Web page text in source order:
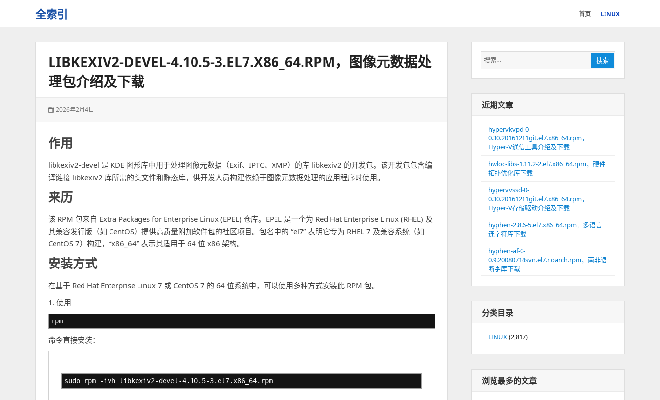
全索引
些
首页 LINUX
LIBKEXIV2-DEVEL-4.10.5-3.EL7.X86_64.RPM，图像元数据处
理包介绍及下载
发
2026年2月4日
作用
libkexiv2-devel 是 KDE 图形库中用于处理图像元数据（Exif、IPTC、XMP）的库 libkexiv2 的开发包。该开发包包含编
译链接 libkexiv2 库所需的头文件和静态库，供开发人员构建依赖于图像元数据处理的应用程序时使用。
来历
该 RPM 包来自 Extra Packages for Enterprise Linux (EPEL) 仓库。EPEL 是一个为 Red Hat Enterprise Linux (RHEL) 及
其兼容发行版（如 CentOS）提供高质量附加软件包的社区项目。包名中的 “el7” 表明它专为 RHEL 7 及兼容系统（如
CentOS 7）构建，“x86_64” 表示其适用于 64 位 x86 架构。
安装方式
在基于 Red Hat Enterprise Linux 7 或 CentOS 7 的 64 位系统中，可以使用多种方式安装此 RPM 包。
1. 使用
rpm
命令直接安装：
sudo rpm -ivh libkexiv2-devel-4.10.5-3.el7.x86_64.rpm
搜
索：
搜索
近期文章
hypervkvpd-0-
0.30.20161211git.el7.x86_64.rpm，
Hyper-V通信工具介绍及下载
hwloc-libs-1.11.2-2.el7.x86_64.rpm，硬件
拓扑优化库下载
hypervvssd-0-
0.30.20161211git.el7.x86_64.rpm，
Hyper-V存储驱动介绍及下载
hyphen-2.8.6-5.el7.x86_64.rpm，多语言
连字符库下载
hyphen-af-0-
0.9.20080714svn.el7.noarch.rpm，南非语
断字库下载
分类目录
LINUX(2,817)
浏览最多的文章